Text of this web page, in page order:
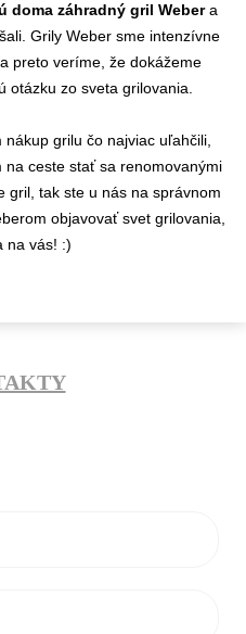
doma záhradný gril Webera
Grily Weber sme intenzívne
preto veríme, že dokážeme
otázku zo sveta grilovania.
grilu čo najviac uľahčili,
ceste stať sa renomovanými
gril, tak ste u nás na správnom
objavovať svet grilovania,
na vás! :)